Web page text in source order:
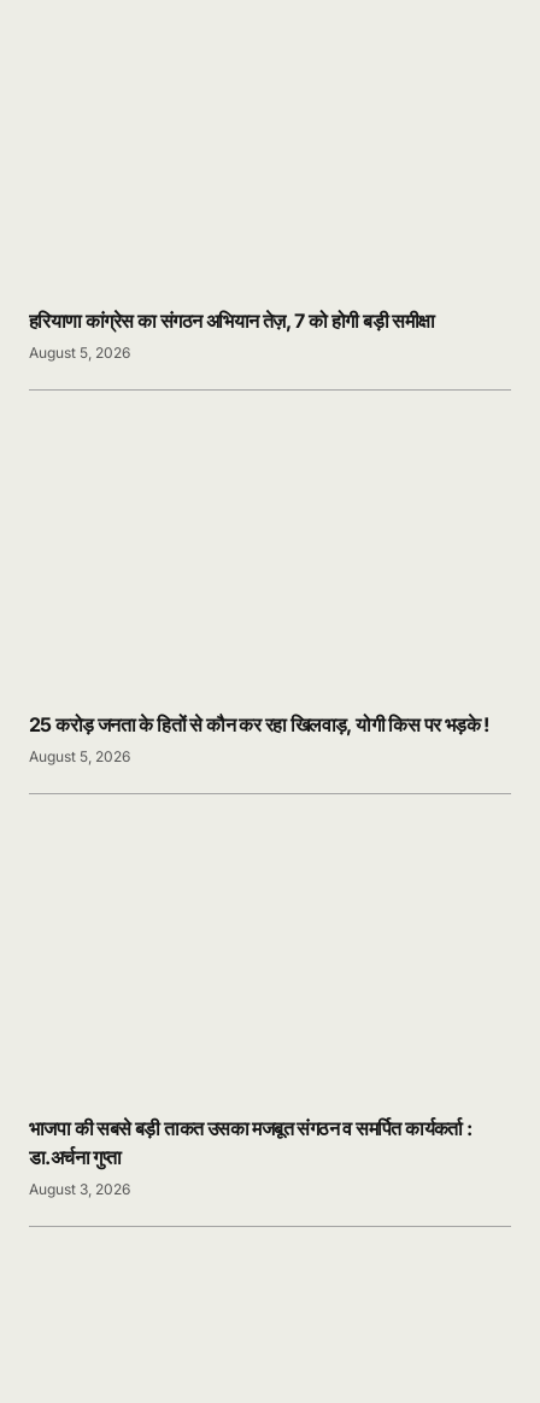
हरियाणा कांग्रेस का संगठन अभियान तेज़, 7 को होगी बड़ी समीक्षा
August 5, 2026
25 करोड़ जनता के हितों से कौन कर रहा खिलवाड़, योगी किस पर भड़के !
August 5, 2026
भाजपा की सबसे बड़ी ताकत उसका मजबूत संगठन व समर्पित कार्यकर्ता :
डा.अर्चना गुप्ता
August 3, 2026